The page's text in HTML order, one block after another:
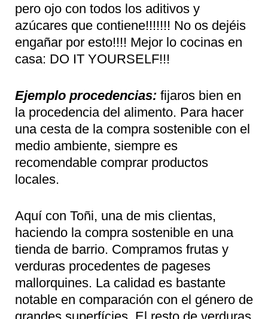
pero ojo con todos los aditivos y
azúcares que contiene!!!!!!! No os dejéis
engañar por esto!!!! Mejor lo cocinas en
casa: DO IT YOURSELF!!!
Ejemplo procedencias: fijaros bien en
la procedencia del alimento. Para hacer
una cesta de la compra sostenible con el
medio ambiente, siempre es
recomendable comprar productos
locales.
Aquí con Toñi, una de mis clientas,
haciendo la compra sostenible en una
tienda de barrio. Compramos frutas y
verduras procedentes de pageses
mallorquines. La calidad es bastante
notable en comparación con el género de